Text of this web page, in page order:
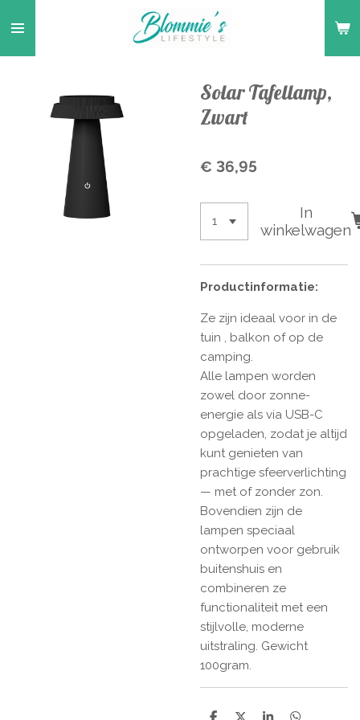
direct
naar
hoofdinhoud
Solar Tafellamp,
Zwart
€ 36,95
In
winkelwagen
Productinformatie:
Ze zijn ideaal voor in de
tuin , balkon of op de
camping.
Alle lampen worden
zowel door zonne-
energie als via USB-C
opgeladen, zodat je altijd
kunt genieten van
prachtige sfeerverlichting
— met of zonder zon.
Bovendien zijn de
lampen speciaal
ontworpen voor gebruik
buitenshuis en
combineren ze
functionaliteit met een
stijlvolle, moderne
uitstraling. Gewicht
100gram.